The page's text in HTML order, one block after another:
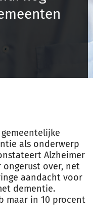
als onderwerp
Alzheimer
ongerust over, net
aandacht voor
dementie.
maar in 10 procent